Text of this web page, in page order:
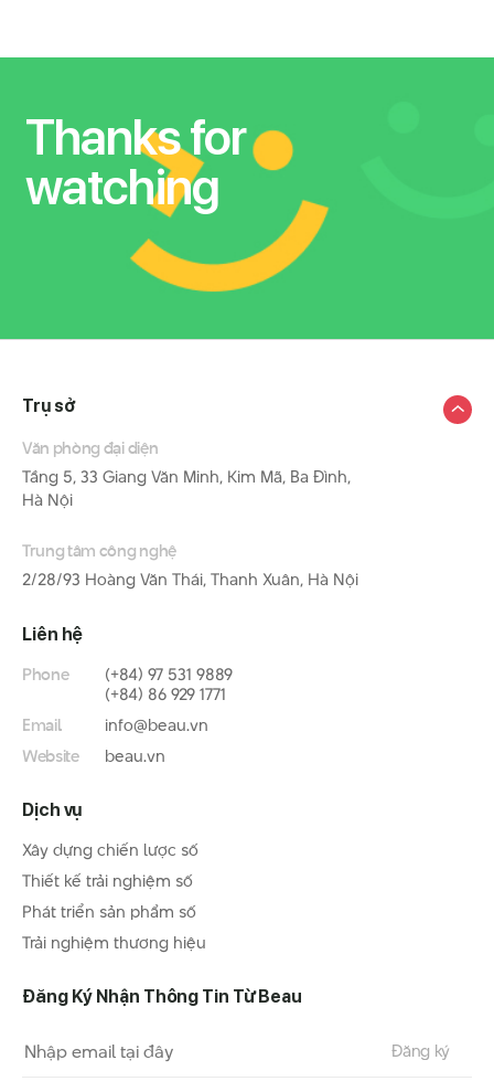
Thanks for
watching
Trụ sở
Văn phòng đại diện
Tầng 5, 33 Giang Văn Minh, Kim Mã, Ba Đình,
Hà Nội
Trung tâm công nghệ
2/28/93 Hoàng Văn Thái, Thanh Xuân, Hà Nội
Liên hệ
Phone
(+84) 97 531 9889
(+84) 86 929 1771
Email
info@beau.vn
Website
beau.vn
Dịch vụ
Xây dựng chiến lược số
Thiết kế trải nghiệm số
Phát triển sản phẩm số
Trải nghiệm thương hiệu
Đăng Ký Nhận Thông Tin Từ Beau